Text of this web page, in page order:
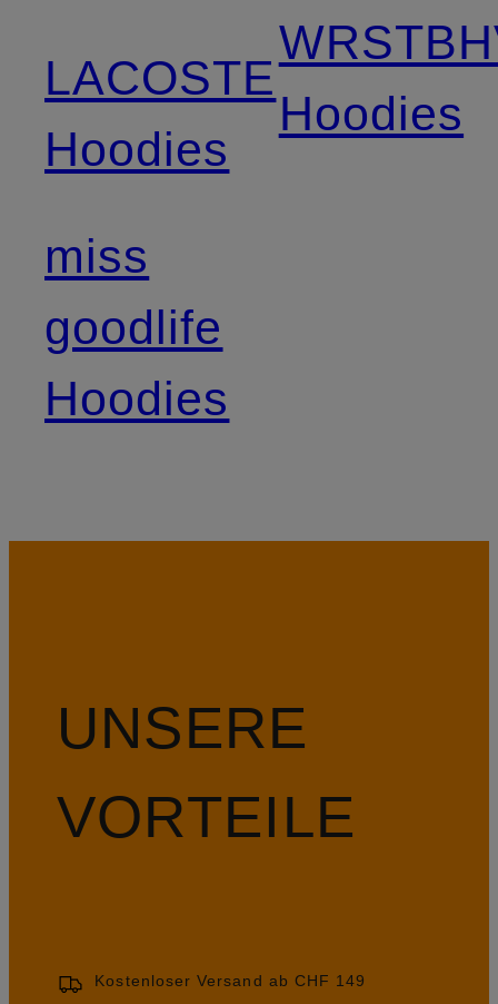
LACOSTE
Hoodies
miss
goodlife
Hoodies
Hoodies
UNSERE
VORTEILE
Kostenloser Versand ab CHF 149